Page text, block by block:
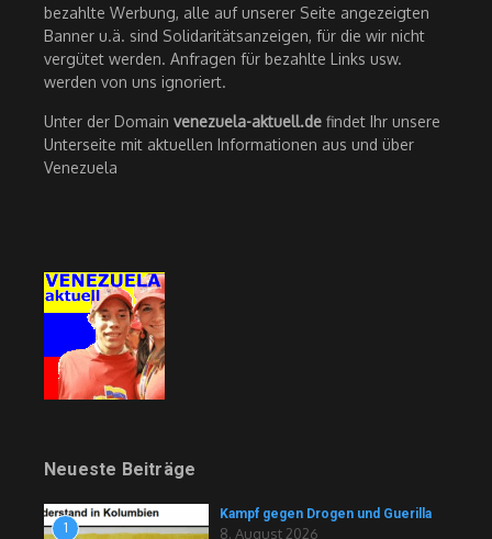
bezahlte Werbung, alle auf unserer Seite angezeigten
Banner u.ä. sind Solidaritätsanzeigen, für die wir nicht
vergütet werden. Anfragen für bezahlte Links usw.
werden von uns ignoriert.
Unter der Domain venezuela-aktuell.de findet Ihr unsere
Unterseite mit aktuellen Informationen aus und über
Venezuela
Neueste Beiträge
1
Kampf gegen Drogen und Guerilla
8. August 2026